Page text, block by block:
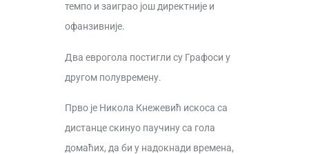
темпо и заиграо још директније и
офанзивније.
Два еврогола постигли су Графоси у
другом полувремену.
Прво је Никола Кнежевић искоса са
дистанце скинуо паучину са гола
домаћих, да би у надокнади времена,